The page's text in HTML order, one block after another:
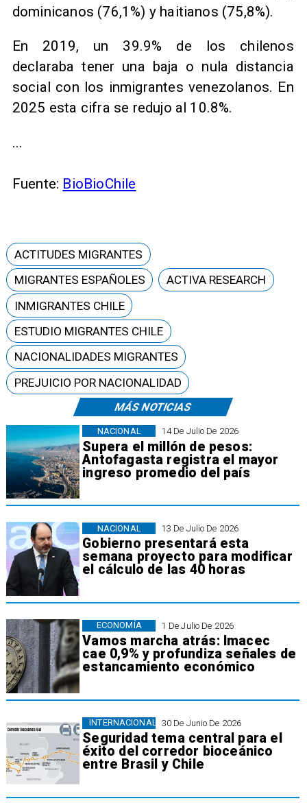
dominicanos (76,1%) y haitianos (75,8%).
En 2019, un 39.9% de los chilenos
declaraba tener una baja o nula distancia
social con los inmigrantes venezolanos. En
2025 esta cifra se redujo al 10.8%.
...
Fuente: BioBioChile
MÁS NOTICIAS
14 De Julio De 2026
Supera el millón de pesos:
Antofagasta registra el mayor
ingreso promedio del país
NACIONAL
13 De Julio De 2026
Gobierno presentará esta
semana proyecto para modificar
el cálculo de las 40 horas
NACIONAL
1 De Julio De 2026
Vamos marcha atrás: Imacec
cae 0,9% y profundiza señales de
estancamiento económico
ECONOMÍA
30 De Junio De 2026
Seguridad tema central para el
éxito del corredor bioceánico
entre Brasil y Chile
INTERNACIONAL
ACTITUDES MIGRANTES
MIGRANTES ESPAÑOLES
ACTIVA RESEARCH
INMIGRANTES CHILE
ESTUDIO MIGRANTES CHILE
NACIONALIDADES MIGRANTES
PREJUICIO POR NACIONALIDAD